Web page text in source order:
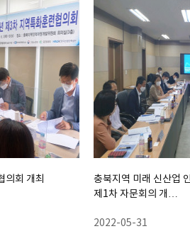
의회 개최
충북지역 미래 신산업
제1차 자문회의 개…
2022-05-31